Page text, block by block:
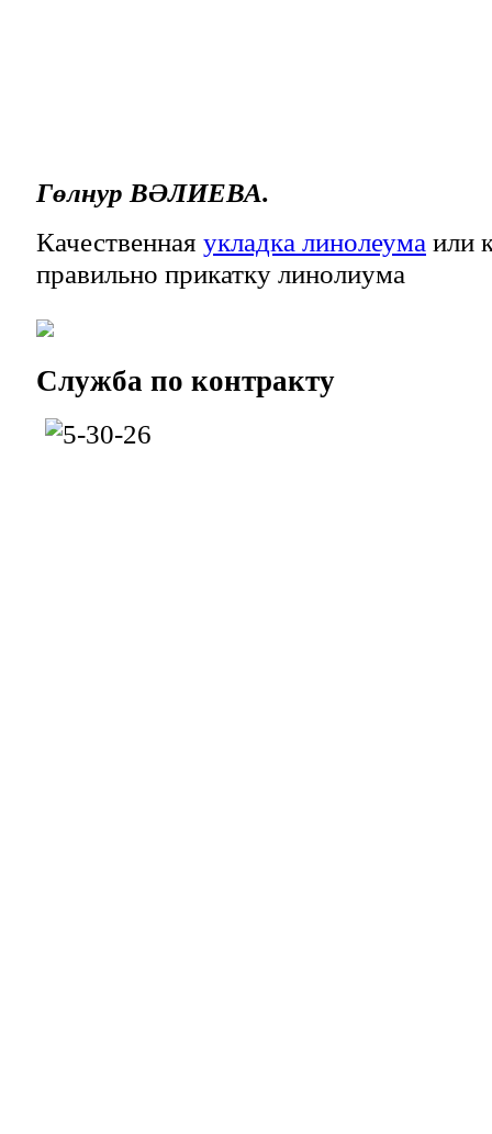
Гөлнур ВӘЛИЕВА.
Качественная укладка линолеума или
правильно прикатку линолиума
Служба по контракту